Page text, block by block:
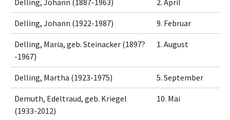
Delling, Johann (1922-1987) 9. Februar
Delling, Maria, geb. Steinacker (1897?
-1967)
1. August
Delling, Martha (1923-1975) 5. September
Demuth, Edeltraud, geb. Kriegel
(1933-2012)
10. Mai